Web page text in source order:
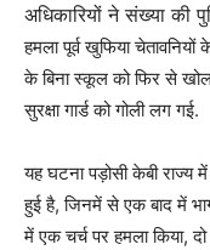
अधिकारियों ने संख्या की
हमला पूर्व खुफिया
के बिना स्कूल को फिर से
सुरक्षा गार्ड को गोली लग गई.
यह घटना पड़ोसी केबी
हुई है, जिनमें से एक बाद में
में एक चर्च पर हमला किया,